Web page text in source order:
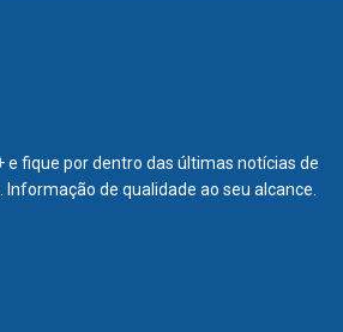
e fique por dentro das últimas notícias de
de qualidade ao seu alcance.